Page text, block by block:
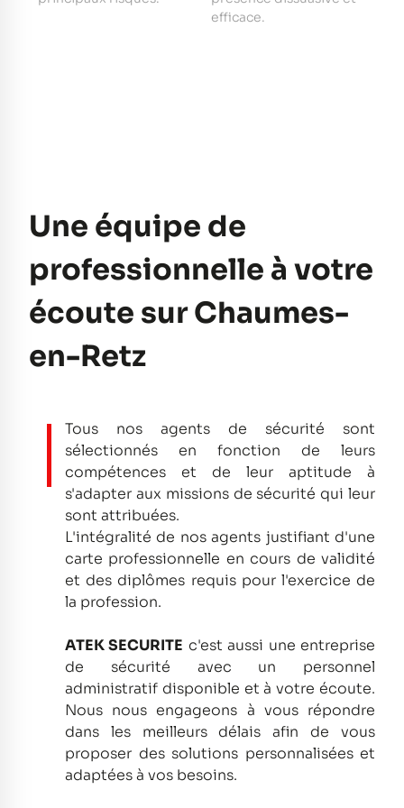
efficace.
Une équipe de
professionnelle à votre
écoute sur Chaumes-
en-Retz
Tous nos agents de sécurité sont
sélectionnés en fonction de leurs
compétences et de leur aptitude à
s'adapter aux missions de sécurité qui leur
sont attribuées.
L'intégralité de nos agents justifiant d'une
carte professionnelle en cours de validité
et des diplômes requis pour l'exercice de
la profession.
ATEK SECURITE c'est aussi une entreprise
de sécurité avec un personnel
administratif disponible et à votre écoute.
Nous nous engageons à vous répondre
dans les meilleurs délais afin de vous
proposer des solutions personnalisées et
adaptées à vos besoins.